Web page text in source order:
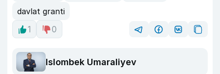
davlat granti
1
0
Islombek Umaraliyev